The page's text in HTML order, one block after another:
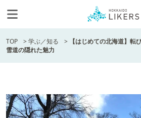
TOP >学ぶ／知る > 【はじめての北海道】転
雪道の隠れた魅力